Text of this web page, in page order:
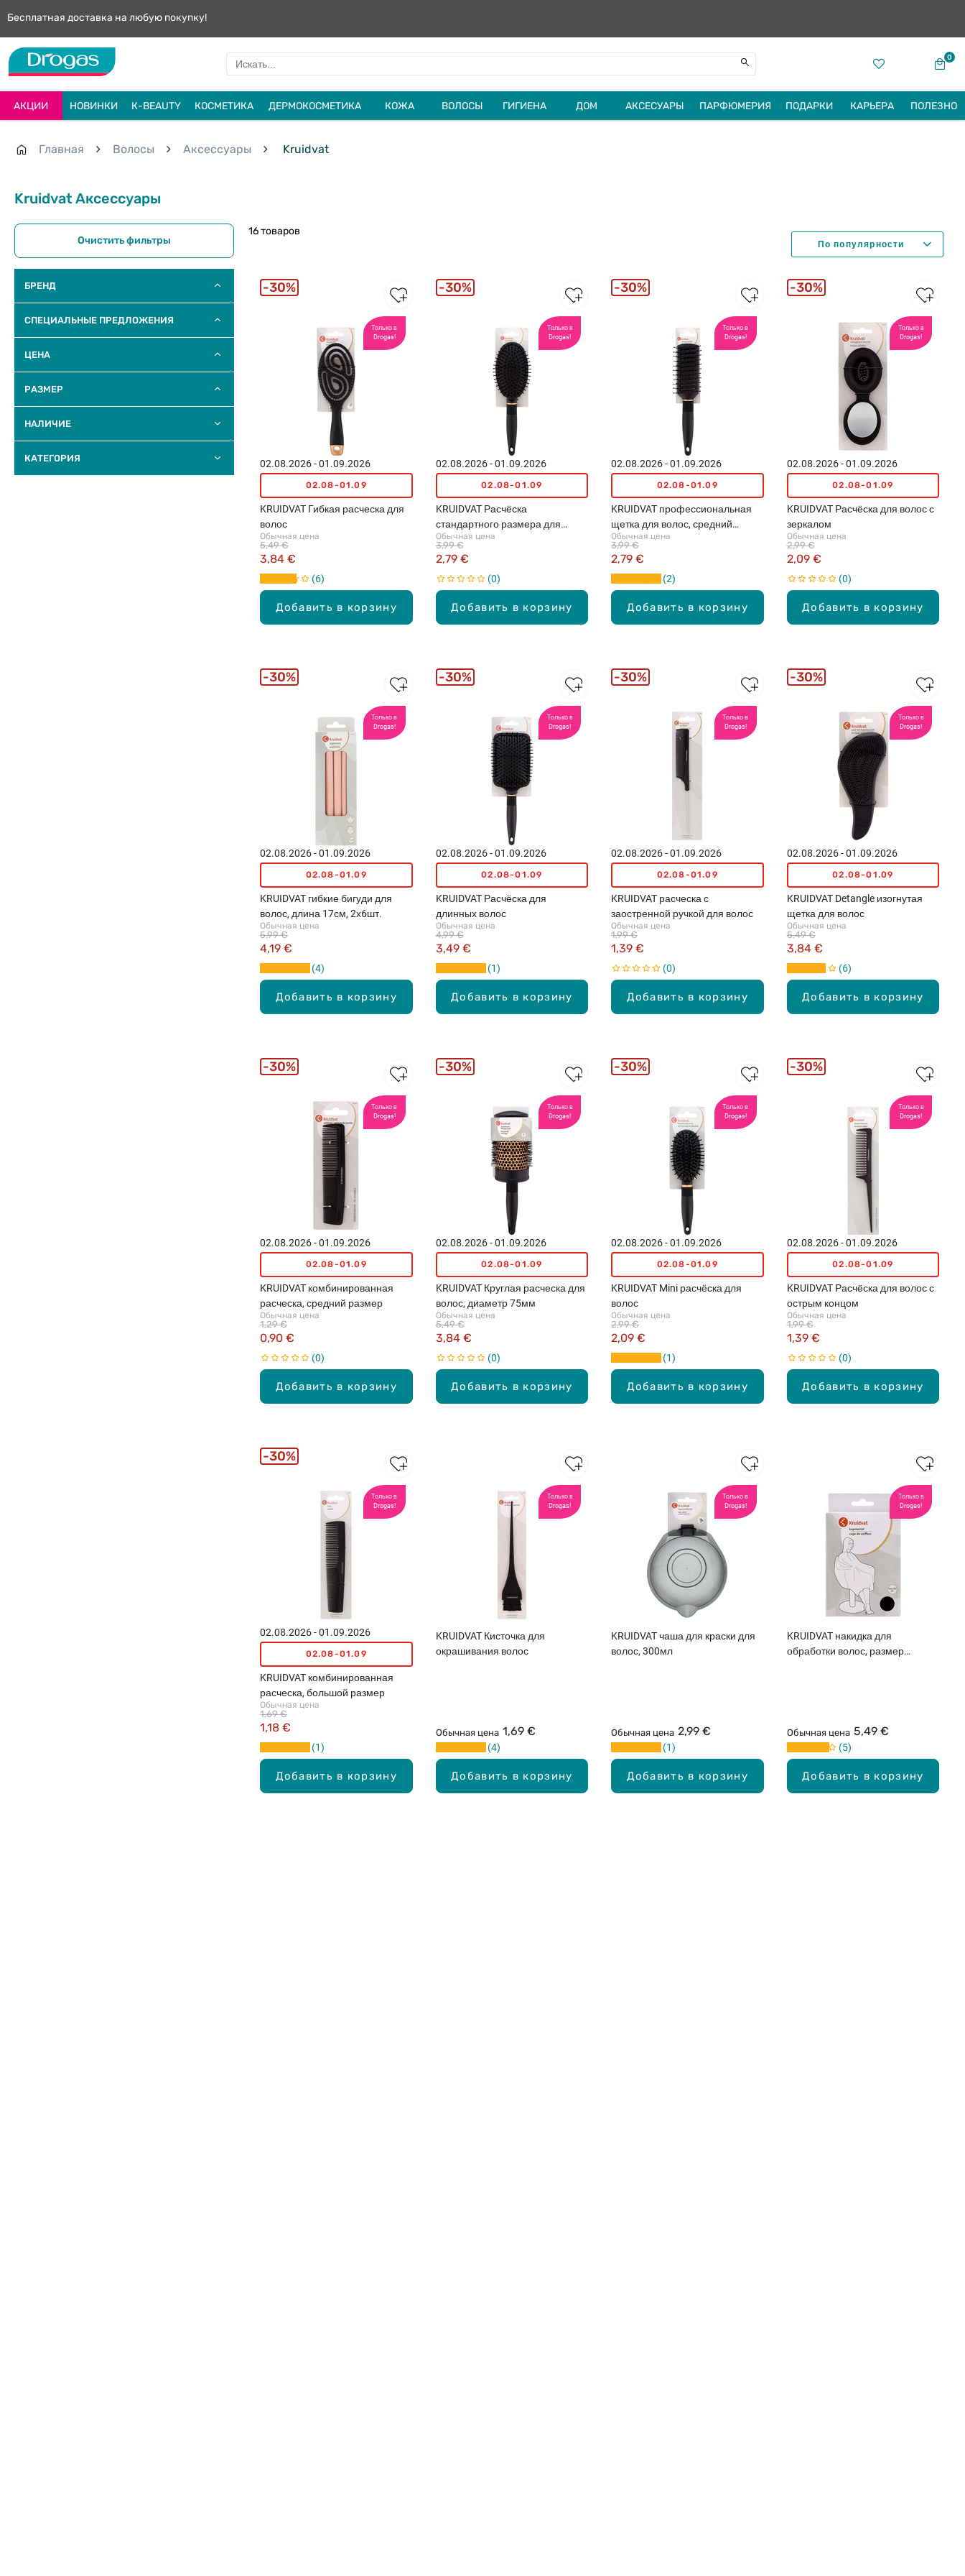
Бесплатная доставка на любую покупку!
0
АКЦИИ НОВИНКИ К-BEAUTY КОСМЕТИКА ДЕРМОКОСМЕТИКА КОЖА ВОЛОСЫ ГИГИЕНА ДОМ АКСЕСУАРЫ ПАРФЮМЕРИЯ ПОДАРКИ КАРЬЕРА ПОЛЕЗНО
Главная Волосы Aксессуары Kruidvat
Kruidvat Aксессуары
Очистить фильтры
БРЕНД
СПЕЦИАЛЬНЫЕ ПРЕДЛОЖЕНИЯ
ЦЕНА
РАЗМЕР
НАЛИЧИЕ
КАТЕГОРИЯ
16 товаров
Только в
Drogas!
Добавить в корзину
02.08.2026 - 01.09.2026
02.08-01.09
KRUIDVAT Гибкая расческа для
волос
Обычная цена
3,84 €
5,49 €
6
30%
Только в
Drogas!
Добавить в корзину
02.08.2026 - 01.09.2026
02.08-01.09
KRUIDVAT Расчёска
стандартного размера для
волос
Обычная цена
2,79 €
3,99 €
0
30%
Только в
Drogas!
Добавить в корзину
02.08.2026 - 01.09.2026
02.08-01.09
KRUIDVAT профессиональная
щетка для волос, средний
размер
Обычная цена
2,79 €
3,99 €
2
30%
Только в
Drogas!
Добавить в корзину
02.08.2026 - 01.09.2026
02.08-01.09
KRUIDVAT Расчёска для волос с
зеркалом
Обычная цена
2,09 €
2,99 €
0
30%
Только в
Drogas!
Добавить в корзину
02.08.2026 - 01.09.2026
02.08-01.09
KRUIDVAT гибкие бигуди для
волос, длина 17см, 2х6шт.
Обычная цена
4,19 €
5,99 €
4
30%
Только в
Drogas!
Добавить в корзину
02.08.2026 - 01.09.2026
02.08-01.09
KRUIDVAT Расчёска для
длинных волос
Обычная цена
3,49 €
4,99 €
1
30%
Только в
Drogas!
Добавить в корзину
02.08.2026 - 01.09.2026
02.08-01.09
KRUIDVAT расческа с
заостренной ручкой для волос
Обычная цена
1,39 €
1,99 €
0
30%
Только в
Drogas!
Добавить в корзину
02.08.2026 - 01.09.2026
02.08-01.09
KRUIDVAT Detangle изогнутая
щетка для волос
Обычная цена
3,84 €
5,49 €
6
30%
Только в
Drogas!
Добавить в корзину
02.08.2026 - 01.09.2026
02.08-01.09
KRUIDVAT комбинированная
расческа, средний размер
Обычная цена
0,90 €
1,29 €
0
30%
Только в
Drogas!
Добавить в корзину
02.08.2026 - 01.09.2026
02.08-01.09
KRUIDVAT Круглая расческа для
волос, диаметр 75мм
Обычная цена
3,84 €
5,49 €
0
30%
Только в
Drogas!
Добавить в корзину
02.08.2026 - 01.09.2026
02.08-01.09
KRUIDVAT Mini расчёска для
волос
Обычная цена
2,09 €
2,99 €
1
30%
Только в
Drogas!
Добавить в корзину
02.08.2026 - 01.09.2026
02.08-01.09
KRUIDVAT Расчёска для волос с
острым концом
Обычная цена
1,39 €
1,99 €
0
30%
Только в
Drogas!
Добавить в корзину
02.08.2026 - 01.09.2026
02.08-01.09
KRUIDVAT комбинированная
расческа, большой размер
Обычная цена
1,18 €
1,69 €
1
30%
Только в
Drogas!
Добавить в корзину
KRUIDVAT Кисточка для
окрашивания волос
Обычная цена 1,69 €
4
Только в
Drogas!
Добавить в корзину
KRUIDVAT чаша для краски для
волос, 300мл
Обычная цена 2,99 €
1
Только в
Drogas!
Добавить в корзину
KRUIDVAT накидка для
обработки волос, размер
Обычная цена 5,49 €
5